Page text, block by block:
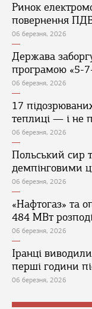
Ринок
повернення
06 березня, 2026
Держава
програмою «5-
06 березня, 2026
17
теплиці — і не
06 березня, 2026
Польський сир
демпінговими
06 березня, 2026
«Нафтогаз» та
484 МВт
06 березня, 2026
Іранці
перші години
06 березня, 2026